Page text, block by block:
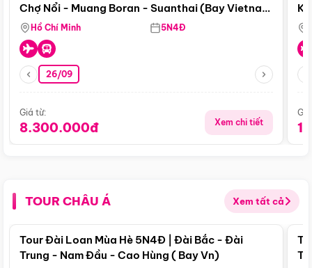
Chợ Nổi - Muang Boran - Suanthai (Bay Vietnam
Airlines)
Hồ Chí Minh 5N4Đ
26/09
Giá từ:
8.300.000đ Xem chi tiết
TOUR CHÂU Á Xem tất cả
Điểm nổi bật
Tour Đài Loan Mùa Hè 5N4Đ | Đài Bắc - Đài
Trung - Nam Đầu - Cao Hùng ( Bay Vn)